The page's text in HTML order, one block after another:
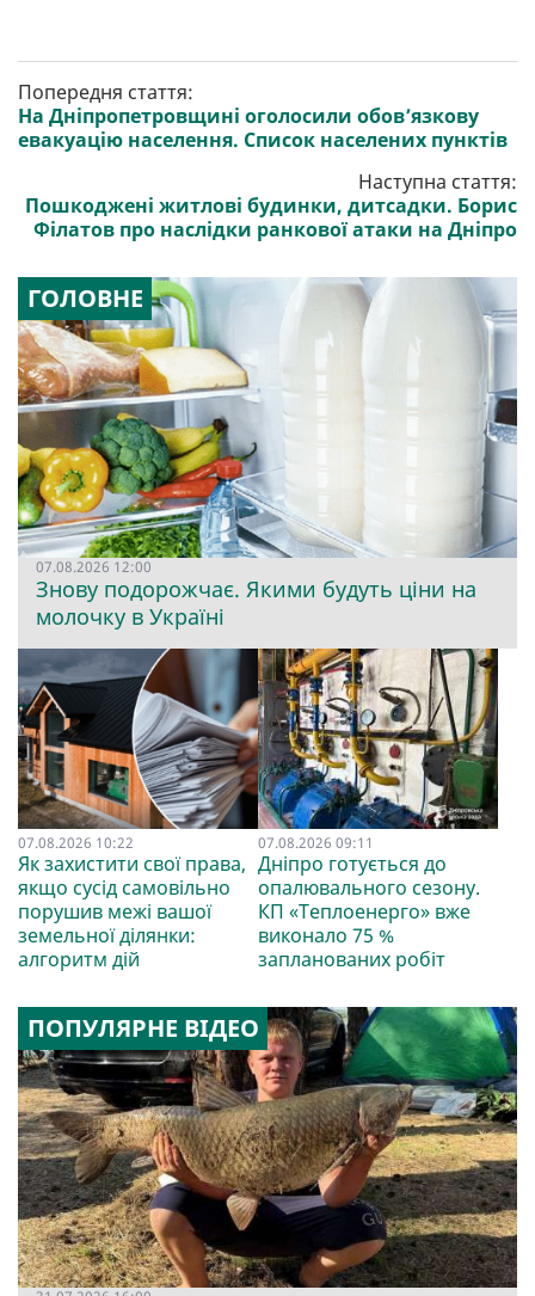
Попередня стаття:
На Дніпропетровщині оголосили обов’язкову
евакуацію населення. Список населених пунктів
Наступна стаття:
Пошкоджені житлові будинки, дитсадки. Борис
Філатов про наслідки ранкової атаки на Дніпро
ГОЛОВНЕ
07.08.2026 12:00
Знову подорожчає. Якими будуть ціни на
молочку в Україні
07.08.2026 10:22
Як захистити свої права,
якщо сусід самовільно
порушив межі вашої
земельної ділянки:
алгоритм дій
07.08.2026 09:11
Дніпро готується до
опалювального сезону.
КП «Теплоенерго» вже
виконало 75 %
запланованих робіт
ПОПУЛЯРНЕ ВІДЕО